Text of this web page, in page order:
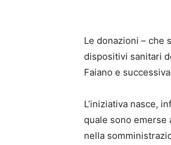
Le donazioni – che
dispositivi sanitari
Faiano e
L’iniziativa nasce,
quale sono emerse
nella